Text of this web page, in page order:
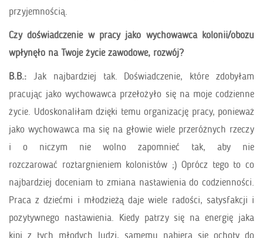
przyjemnością.
Czy doświadczenie w pracy jako wychowawca kolonii/obozu
wpłynęło na Twoje życie zawodowe, rozwój?
B.B.: Jak najbardziej tak. Doświadczenie, które zdobyłam
pracując jako wychowawca przełożyło się na moje codzienne
życie. Udoskonaliłam dzięki temu organizację pracy, ponieważ
jako wychowawca ma się na głowie wiele przeróżnych rzeczy
i o niczym nie wolno zapomnieć tak, aby nie
rozczarować roztargnieniem kolonistów ;) Oprócz tego to co
najbardziej doceniam to zmiana nastawienia do codzienności.
Praca z dziećmi i młodzieżą daje wiele radości, satysfakcji i
pozytywnego nastawienia. Kiedy patrzy się na energię jaka
kipi z tych młodych ludzi, samemu nabiera się ochoty do